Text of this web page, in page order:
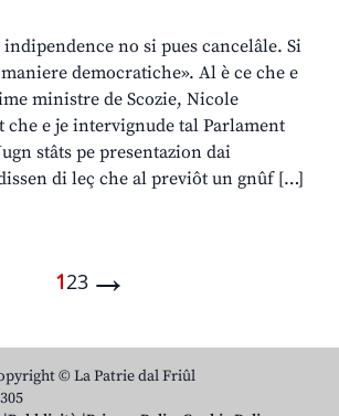
no si pues cancelâle. Si
democratiche». Al è ce che e
ministre de Scozie, Nicole
che e je intervignude tal Parlament
stâts pe presentazion dai
di leç che al previôt un gnûf […]
123 →
© La Patrie dal Friûl